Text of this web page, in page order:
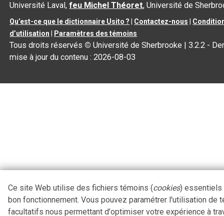
Université Laval,feu Michel Théoret, Université de
Qu’est-ce que le dictionnaire Usito ? Contactez-nous
d’utilisation
Paramètres des témoins
Tous droits réservés © Université de Sherbrooke |3.2.2 -
mise à jour du contenu :2026-08-03
Ce site Web utilise des fichiers témoins (cookies) essentiels
bon fonctionnement. Vous pouvez paramétrer l'utilisation de
facultatifs nous permettant d'optimiser votre expérience à